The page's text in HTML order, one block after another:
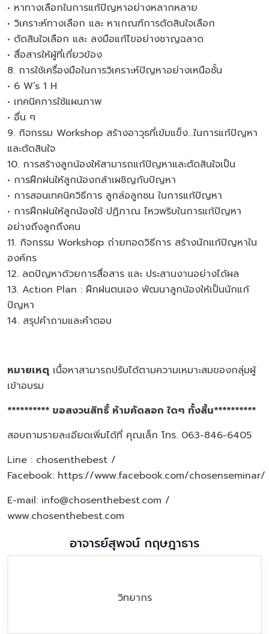
• หาทางเลือกในการแก้ปัญหาอย่างหลากหลาย
• วิเคราะห์ทางเลือก และ หาเกณฑ์การตัดสินใจเลือก
• ตัดสินใจเลือก และ ลงมือแก้ไขอย่างชาญฉลาด
• สื่อสารให้ผู้ที่เกี่ยวข้อง
8. การใช้เครื่องมือในการวิเคราะห์ปัญหาอย่างเหนือชั้น
• 6 W’s 1 H
• เทคนิคการใช้แผนภาพ
• อื่น ๆ
9. กิจกรรม Workshop สร้างอาวุธที่เข้มแข็ง…ในการแก้ปัญหา
และตัดสินใจ
10. การสร้างลูกน้องให้สามารถแก้ปัญหาและตัดสินใจเป็น
• การฝึกฝนให้ลูกน้องกล้าเผชิญกับปัญหา
• การสอนเทคนิควิธีการ ลูกล่อลูกชน ในการแก้ปัญหา
• การฝึกฝนให้ลูกน้องใช้ ปฏิภาณ ไหวพริบในการแก้ปัญหา
อย่างถึงลูกถึงคน
11. กิจกรรม Workshop ถ่ายทอดวิธีการ สร้างนักแก้ปัญหาใน
องค์กร
12. ลดปัญหาด้วยการสื่อสาร และ ประสานงานอย่างได้ผล
13. Action Plan : ฝึกฝนตนเอง พัฒนาลูกน้องให้เป็นนักแก้
ปัญหา
14. สรุปคำถามและคำตอบ
หมายเหตุ เนื้อหาสามารถปรับได้ตามความเหมาะสมของกลุ่มผู้
เข้าอบรม
********** ขอสงวนสิทธิ์ ห้ามคัดลอก ใดๆ ทั้งสิ้น**********
สอบถามรายละเอียดเพิ่มได้ที่ คุณเล็ก โทร. 063-846-6405
Line : chosenthebest /
Facebook: https://www.facebook.com/chosenseminar/
E-mail: info@chosenthebest.com /
www.chosenthebest.com
อาจารย์สุพจน์ กฤษฎาธาร
วิทยากร